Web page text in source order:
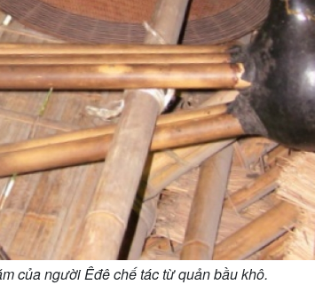
của người Êđê chế tác từ quản bầu khô.